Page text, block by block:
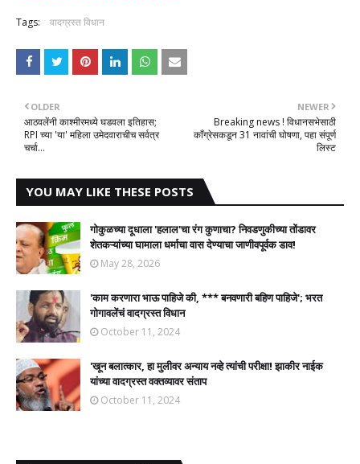
Tags: वादग्रस्त विधान
NEWER
Breaking news ! विधानसभेसाठी
काँग्रेसकडून 31 नावांची घोषणा, पहा संपूर्ण
लिस्ट
OLDER
आठवलेंनी काश्मीरमध्ये घडवला इतिहास;
RPI च्या 'या' महिला उमेदवाराचीच सर्वत्र
चर्चा...
YOU MAY LIKE THESE POSTS
गोकुळच्या दूधाला 'हलाल'चा रंग कुणाचा? निवडणुकीच्या तोंडावर
शेतकऱ्यांच्या घामाला धर्माचा वास देण्याचा जाणीवपूर्वक डाव!
May 28, 2026
'काम करणारा भाऊ पाहिजे की, *** बनवणारी बहिण पाहिजे'; भरत
गोगावलेंचं वादग्रस्त विधान
October 11, 2024
'खून बलात्कार, हा मुलीवर अन्याय नव्हे त्यांची परीक्षा! झाकीर नाईक
यांच्या वादग्रस्त वक्तव्यावर संताप
October 11, 2024